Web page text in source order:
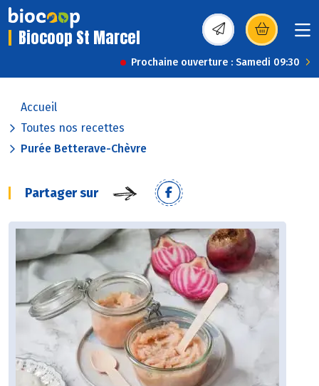
Biocoop St Marcel (s’ouvre dans une
Prochaine ouverture : Samedi 09:30
Accueil
Toutes nos recettes
Purée Betterave-Chèvre
Partager sur